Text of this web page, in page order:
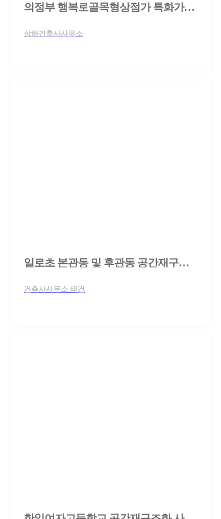
의정부 행복로골목형상점가 특화가로 조성사업 설계공모
상하건축사사무소
일로초 본관동 및 후관동 공간재구조화 개축공사 설계공모
건축사사무소 태건